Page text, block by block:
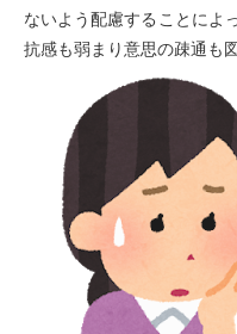
ないよう配慮することによ
抗感も弱まり意思の疎通も